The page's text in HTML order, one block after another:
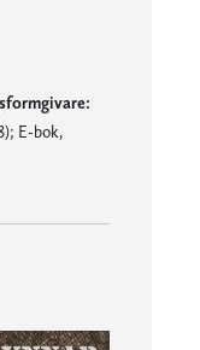
E-bok,